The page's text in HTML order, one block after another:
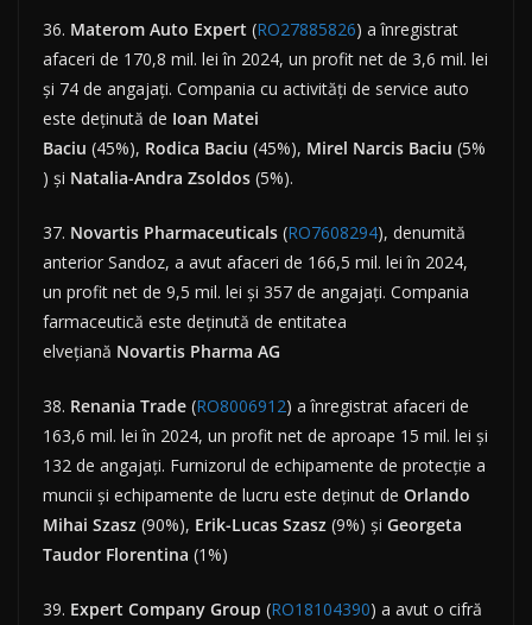
36. Materom Auto Expert (RO27885826) a înregistrat
afaceri de 170,8 mil. lei în 2024, un profit net de 3,6 mil. lei
și 74 de angajați. Compania cu activități de service auto
este deținută de Ioan Matei
Baciu (45%), Rodica Baciu (45%), Mirel Narcis Baciu (5%
) și Natalia-Andra Zsoldos (5%).
37. Novartis Pharmaceuticals (RO7608294), denumită
anterior Sandoz, a avut afaceri de 166,5 mil. lei în 2024,
un profit net de 9,5 mil. lei și 357 de angajați. Compania
farmaceutică este deținută de entitatea
elvețiană Novartis Pharma AG
38. Renania Trade (RO8006912) a înregistrat afaceri de
163,6 mil. lei în 2024, un profit net de aproape 15 mil. lei și
132 de angajați. Furnizorul de echipamente de protecție a
muncii și echipamente de lucru este deținut de Orlando
Mihai Szasz (90%), Erik-Lucas Szasz (9%) și Georgeta
Taudor Florentina (1%)
39. Expert Company Group (RO18104390) a avut o cifră